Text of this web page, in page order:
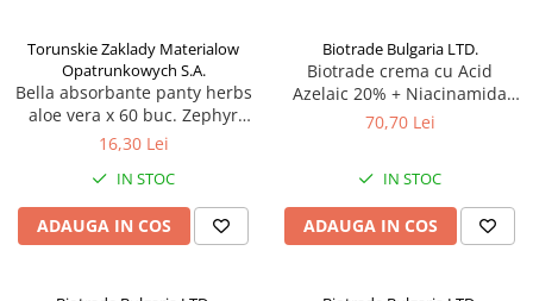
Torunskie Zaklady Materialow
Opatrunkowych S.A.
Bella absorbante panty herbs
aloe vera x 60 buc. Zephyr
Labs
16,30 Lei
IN STOC
ADAUGA IN COS
Biotrade Bulgaria LTD.
Biotrade crema cu Acid
Azelaic 20% + Niacinamida
6%, 30 ml Zephyr Labs
70,70 Lei
IN STOC
ADAUGA IN COS